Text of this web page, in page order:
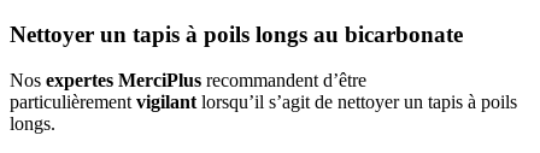
Nettoyer un tapis à poils longs au bicarbonate
Nos expertes MerciPlus recommandent d’être
particulièrementvigilantlorsqu’il s’agit de nettoyer un tapis à poils
longs.